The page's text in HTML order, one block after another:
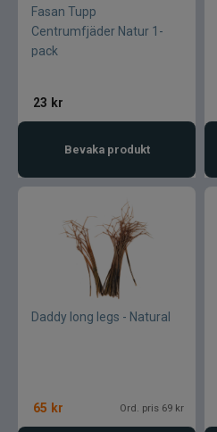
Fasan Tupp
Centrumfjäder Natur 1-
pack
23 kr
Bevaka produkt
Daddy long legs - Natural
65 kr Ord. pris 69 kr